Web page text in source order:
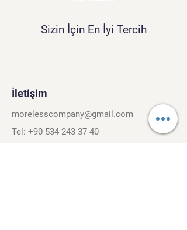
Sizin İçin En İyi Tercih
İletişim
morelesscompany@gmail.com
Tel: +90 534 243 37 40